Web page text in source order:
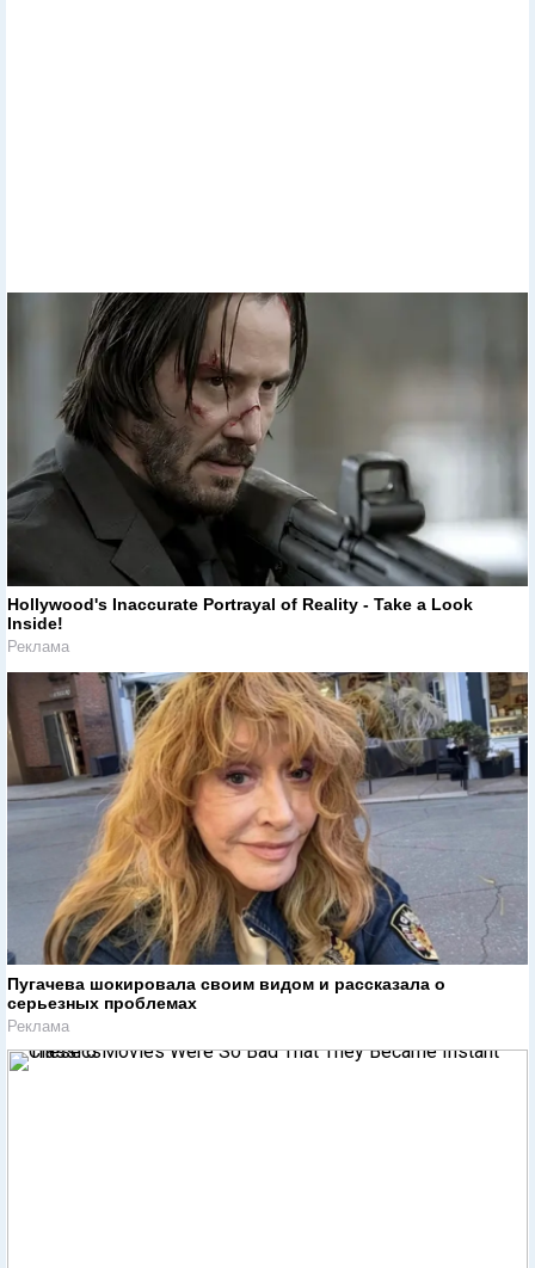
Hollywood's Inaccurate Portrayal of Reality - Take a Look
Inside!
Реклама
Пугачева шокировала своим видом и рассказала о
серьезных проблемах
Реклама